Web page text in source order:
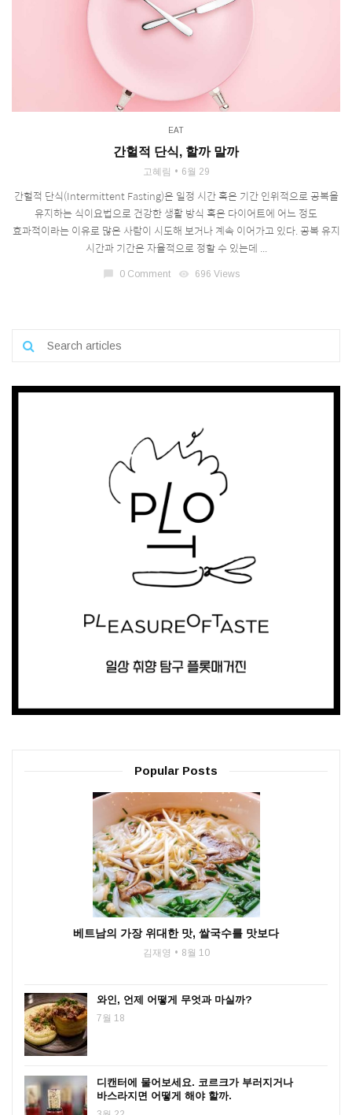
EAT
간헐적 단식, 할까 말까
고혜림 6월 29
간헐적 단식(Intermittent Fasting)은 일정 시간 혹은 기간 인위적으로 공복을
유지하는 식이요법으로 건강한 생활 방식 혹은 다이어트에 어느 정도
효과적이라는 이유로 많은 사람이 시도해 보거나 계속 이어가고 있다. 공복 유지
시간과 기간은 자율적으로 정할 수 있는데 ...
0 Comment visibility 696 Views
Popular Posts
베트남의 가장 위대한 맛, 쌀국수를 맛보다
김재영 8월 10
와인, 언제 어떻게 무엇과 마실까?
7월 18
디캔터에 물어보세요. 코르크가 부러지거나
바스라지면 어떻게 해야 할까.